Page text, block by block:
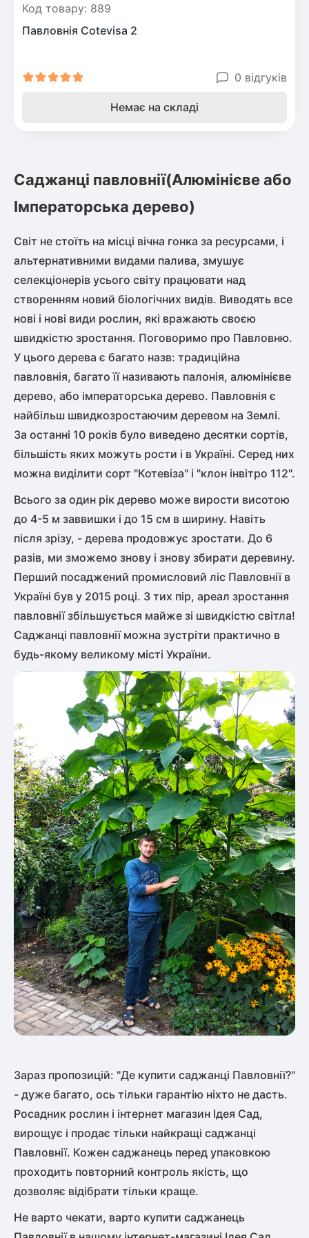
Шовковиця
Диплоидная слива
Лавровишня
Кизильник
Піраканта
Багаторічні рослини
М'ята
Бамбук
Очиток (седум)
Вівсяниця
Барвінок
Чемерник (морозник)
Рослини що в'ються
Гліцинія (Вістерія)
Жимолость декоративна
Плющ
Клематіс
Код товару: 889
Павловнія Cotevisa 2
0 відгуків
Немає на складі
Саджанці павловнії(Алюмінієве або
Імператорська дерево)
Світ не стоїть на місці вічна гонка за ресурсами, і
альтернативними видами палива, змушує
селекціонерів усього світу працювати над
створенням новий біологічних видів. Виводять все
нові і нові види рослин, які вражають своєю
швидкістю зростання. Поговоримо про Павловню.
У цього дерева є багато назв: традиційна
павловнія, багато її називають палонія, алюмінієве
дерево, або імператорська дерево. Павловнія є
найбільш швидкозростаючим деревом на Землі.
За останні 10 років було виведено десятки сортів,
більшість яких можуть рости і в Україні. Серед них
можна виділити сорт "Котевіза" і "клон інвітро 112".
Всього за один рік дерево може вирости висотою
до 4-5 м заввишки і до 15 см в ширину. Навіть
після зрізу, - дерева продовжує зростати. До 6
разів, ми зможемо знову і знову збирати деревину.
Перший посаджений промисловий ліс Павловнії в
Україні був у 2015 році. З тих пір, ареал зростання
павловнії збільшується майже зі швидкістю світла!
Саджанці павловнії можна зустріти практично в
будь-якому великому місті України.
Зараз пропозицій: "Де купити саджанці Павловнії?"
- дуже багато, ось тільки гарантію ніхто не дасть.
Росадник рослин і інтернет магазин Ідея Сад,
вирощує і продає тільки найкращі саджанці
Павловнії. Кожен саджанець перед упаковкою
проходить повторний контроль якість, що
дозволяє відібрати тільки краще.
Не варто чекати, варто купити саджанець